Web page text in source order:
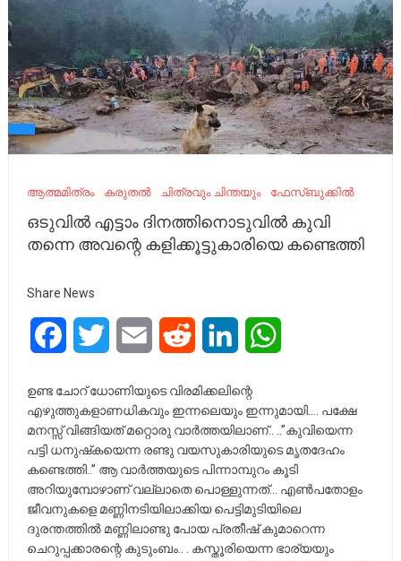
ആത്മമിത്രം കരുതൽ ചിത്രവും ചിന്തയും ഫേസ്ബുക്കിൽ
ഒടുവില്‍ എട്ടാം ദിനത്തിനൊടുവിൽ കുവി
തന്നെ അവന്റെ കളിക്കൂട്ടുകാരിയെ കണ്ടെത്തി
Share News
FacebookTwitter Email Reddit LinkedIn
ഉണ്ട ചോറ് ധോണിയുടെ വിരമിക്കലിന്റെ
എഴുത്തുകളാണധികവും ഇന്നലെയും ഇന്നുമായി…. പക്ഷേ
മനസ്സ് വിങ്ങിയത് മറ്റൊരു വാർത്തയിലാണ്.. ..”കുവിയെന്ന
പട്ടി ധനുഷ്‌കയെന്ന രണ്ടു വയസുകാരിയുടെ മൃതദേഹം
കണ്ടെത്തി..” ആ വാര്‍ത്തയുടെ പിന്നാമ്പുറം കൂടി
അറിയുമ്പോഴാണ് വല്ലാതെ പൊള്ളുന്നത്… എൺപതോളം
ജീവനുകളെ മണ്ണിനടിയിലാക്കിയ പെട്ടിമുടിയിലെ
ദുരന്തത്തിൽ മണ്ണിലാണ്ടു പോയ പ്രതീഷ് കുമാറെന്ന
ചെറുപ്പക്കാരന്റെ കുടുംബം.. . കസ്തൂരിയെന്ന ഭാര്യയും